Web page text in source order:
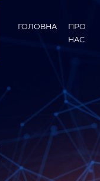
ГОЛОВНА
ПРО
НАС